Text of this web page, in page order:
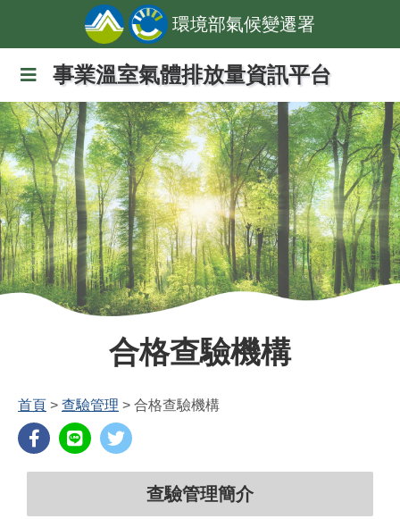
環境部氣候變遷署
事業溫室氣體排放量資訊平台
合格查驗機構
首頁 > 查驗管理 > 合格查驗機構
查驗管理簡介